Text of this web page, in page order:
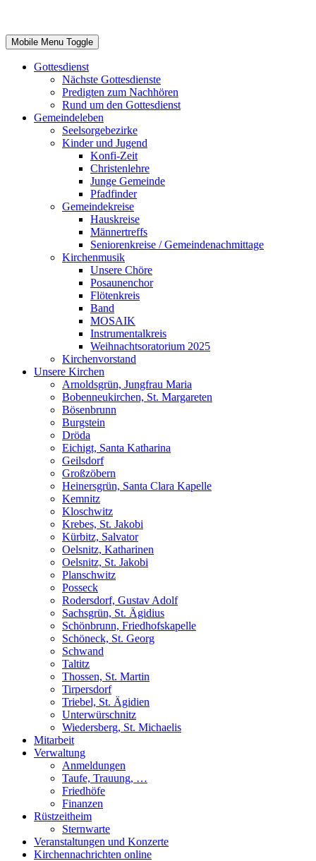
Mobile Menu Toggle
Gottesdienst
Nächste Gottesdienste
Predigten zum Nachhören
Rund um den Gottesdienst
Gemeindeleben
Seelsorgebezirke
Kinder und Jugend
Konfi-Zeit
Christenlehre
Junge Gemeinde
Pfadfinder
Gemeindekreise
Hauskreise
Männertreffs
Seniorenkreise / Gemeindenachmittage
Kirchenmusik
Unsere Chöre
Posaunenchor
Flötenkreis
Band
MOSAIK
Instrumentalkreis
Weihnachtsoratorium 2025
Kirchenvorstand
Unsere Kirchen
Arnoldsgrün, Jungfrau Maria
Bobenneukirchen, St. Margareten
Bösenbrunn
Burgstein
Dröda
Eichigt, Santa Katharina
Geilsdorf
Großzöbern
Heinersgrün, Santa Clara Kapelle
Kemnitz
Kloschwitz
Krebes, St. Jakobi
Kürbitz, Salvator
Oelsnitz, Katharinen
Oelsnitz, St. Jakobi
Planschwitz
Posseck
Rodersdorf, Gustav Adolf
Sachsgrün, St. Ägidius
Schönbrunn, Friedhofskapelle
Schöneck, St. Georg
Schwand
Taltitz
Thossen, St. Martin
Tirpersdorf
Triebel, St. Ägidien
Unterwürschnitz
Wiedersberg, St. Michaelis
Mitarbeit
Verwaltung
Anmeldungen
Taufe, Trauung, …
Friedhöfe
Finanzen
Rüstzeitheim
Sternwarte
Veranstaltungen und Konzerte
Kirchennachrichten online